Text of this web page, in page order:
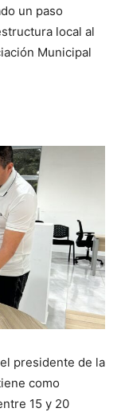
un paso
local al
Municipal
presidente de la
como
15 y 20